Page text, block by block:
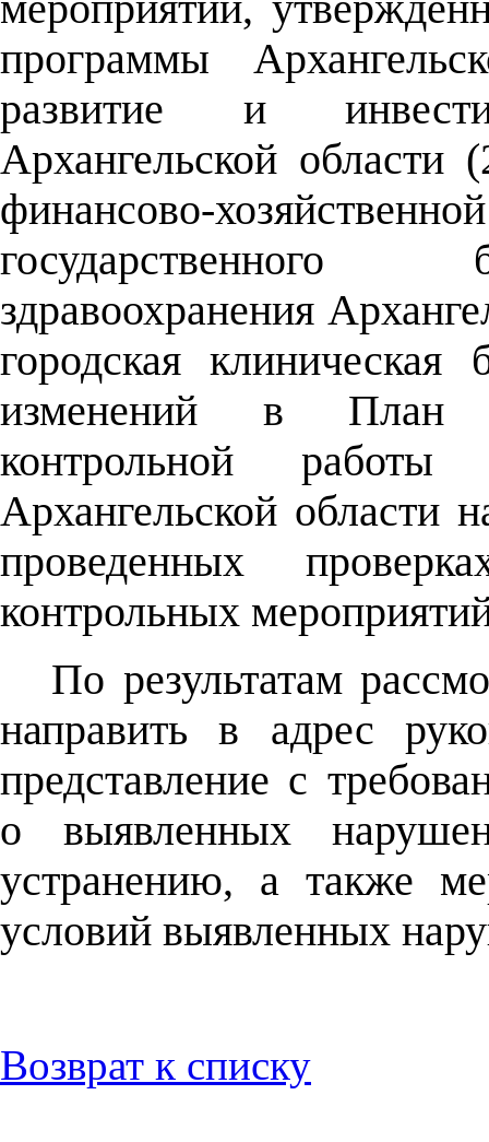
программы
развитие и
Архангельской области
финансово-
государственного
здравоохранения
городская
изменений в План
контрольной работы
Архангельской области
проведенных
контрольных
По результатам
направить в адрес
представление с
о выявленных
устранению, а также
условий выявленных
Возврат к списку